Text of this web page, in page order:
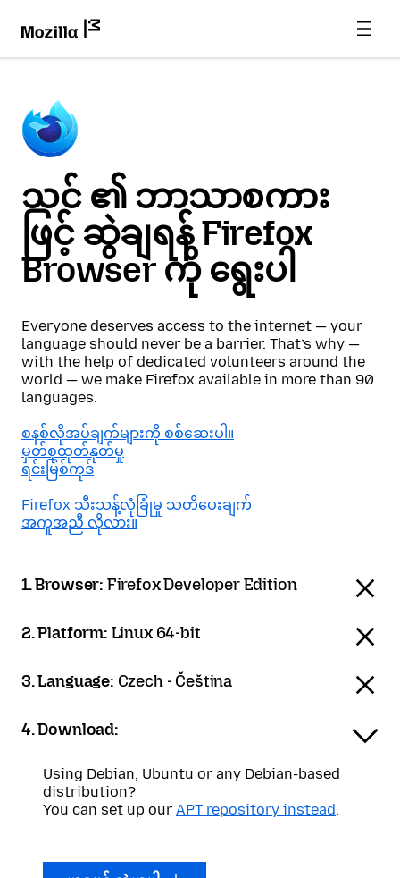
သင် ၏ ဘာသာစကား
ဖြင့် ဆွဲချရန် Firefox
Browser ကို ရွေးပါ
Everyone deserves access to the internet — your
language should never be a barrier. That’s why —
with the help of dedicated volunteers around the
world — we make Firefox available in more than 90
languages.
စနစ်လိုအပ်ချက်များကို စစ်ဆေးပါ။
မှတ်စုထုတ်နုတ်မှု
ရင်းမြစ်ကုဒ်
Firefox သီးသန့်လုံခြုံမှု သတိပေးချက်
အကူအညီ လိုလား။
1. Browser: Firefox Developer Edition
2. Platform: Linux 64-bit
3. Language: Czech - Čeština
4. Download:
Using Debian, Ubuntu or any Debian-based
distribution?
You can set up our APT repository instead.